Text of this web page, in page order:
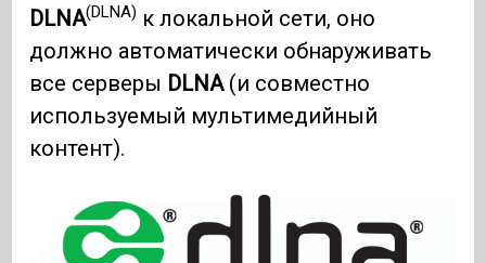
DLNA(DLNA) к локальной сети, оно
должно автоматически обнаруживать
все серверы DLNA(и совместно
используемый мультимедийный
контент).